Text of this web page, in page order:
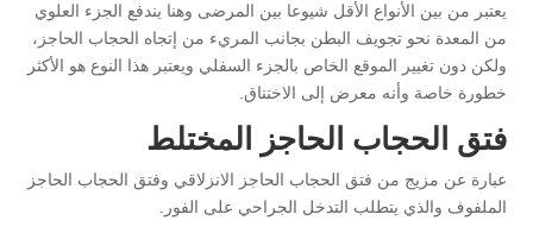
يعتبر من بين الأنواع الأقل شيوعا بين المرضى وهنا يندفع الجزء العلوي
من المعدة نحو تجويف البطن بجانب المريء من إتجاه الحجاب الحاجز،
ولكن دون تغيير الموقع الخاص بالجزء السفلي ويعتبر هذا النوع هو الأكثر
خطورة خاصة وأنه معرض إلى الاختناق.
فتق الحجاب الحاجز المختلط
عبارة عن مزيج من فتق الحجاب الحاجز الانزلاقي وفتق الحجاب الحاجز
الملفوف والذي يتطلب التدخل الجراحي على الفور.